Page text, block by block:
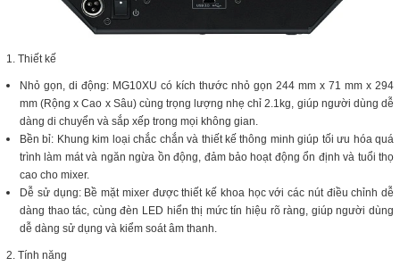
1. Thiết kế
Nhỏ gọn, di động: MG10XU có kích thước nhỏ gọn 244 mm x 71 mm x 294
mm (Rộng x Cao x Sâu) cùng trọng lượng nhẹ chỉ 2.1kg, giúp người dùng dễ
dàng di chuyển và sắp xếp trong mọi không gian.
Bền bỉ: Khung kim loại chắc chắn và thiết kế thông minh giúp tối ưu hóa quá
trình làm mát và ngăn ngừa ồn động, đảm bảo hoạt động ổn định và tuổi thọ
cao cho mixer.
Dễ sử dụng: Bề mặt mixer được thiết kế khoa học với các nút điều chỉnh dễ
dàng thao tác, cùng đèn LED hiển thị mức tín hiệu rõ ràng, giúp người dùng
dễ dàng sử dụng và kiểm soát âm thanh.
2. Tính năng